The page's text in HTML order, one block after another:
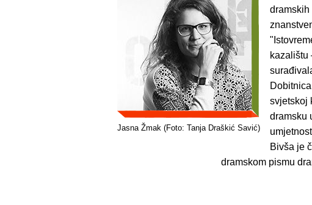
Jasna Žmak (Foto: Tanja Draškić Savić)
dramskih
kazalištu
svjetskoj
dramsku
Bivša je
dramskom pismu